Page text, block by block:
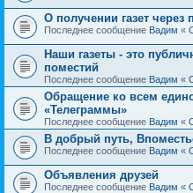
О получении газет через
Последнее сообщение Вадим «
Наши газеты - это
поместий
Последнее сообщение Вадим «
Обращение ко всем
«Телеграммы»
Последнее сообщение Вадим «
В добрый путь,
Последнее сообщение Вадим «
Объявления друзей
Последнее сообщение Вадим «